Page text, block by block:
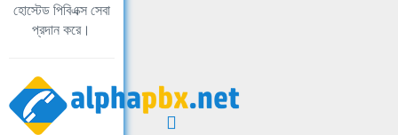
হোস্টেড পিবিএক্স সেবা
প্রদান করে।